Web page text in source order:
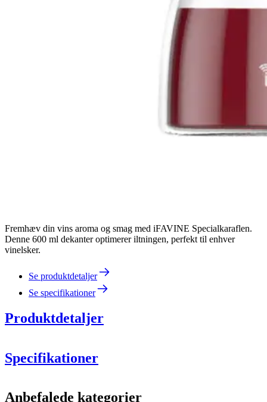
Fremhæv din vins aroma og smag med iFAVINE Specialkaraflen.
Denne 600 ml dekanter optimerer iltningen, perfekt til enhver
vinelsker.
Se produktdetaljer
Se specifikationer
Produktdetaljer
Specifikationer
Anbefalede kategorier